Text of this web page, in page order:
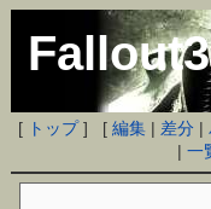
[ トップ] [編集 | 差分 |
|一